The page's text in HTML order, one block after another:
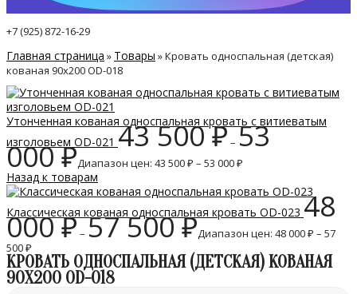
+7 (925) 872-16-29
Главная страница » Товары »Кровать односпальная (детская)
кованая 90х200 ОD-018
Утонченная кованая односпальная кровать с витиеватым
изголовьем ОD-021 43 500₽– 53
000₽Диапазон цен: 43 500 ₽ – 53 000 ₽
Назад к товарам
Классическая кованая односпальная кровать ОD-023 48
000₽– 57 500₽Диапазон цен: 48 000 ₽ – 57
500 ₽
КРОВАТЬ ОДНОСПАЛЬНАЯ (ДЕТСКАЯ) КОВАНАЯ
90Х200 ОD-018